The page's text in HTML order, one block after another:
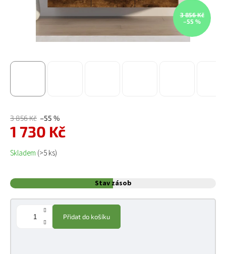
3 856 Kč
–55 %
3 856 Kč –55 %
1 730 Kč
Měrná cena:
Skladem (>5 ks)
Stav zásob
Přidat do košíku